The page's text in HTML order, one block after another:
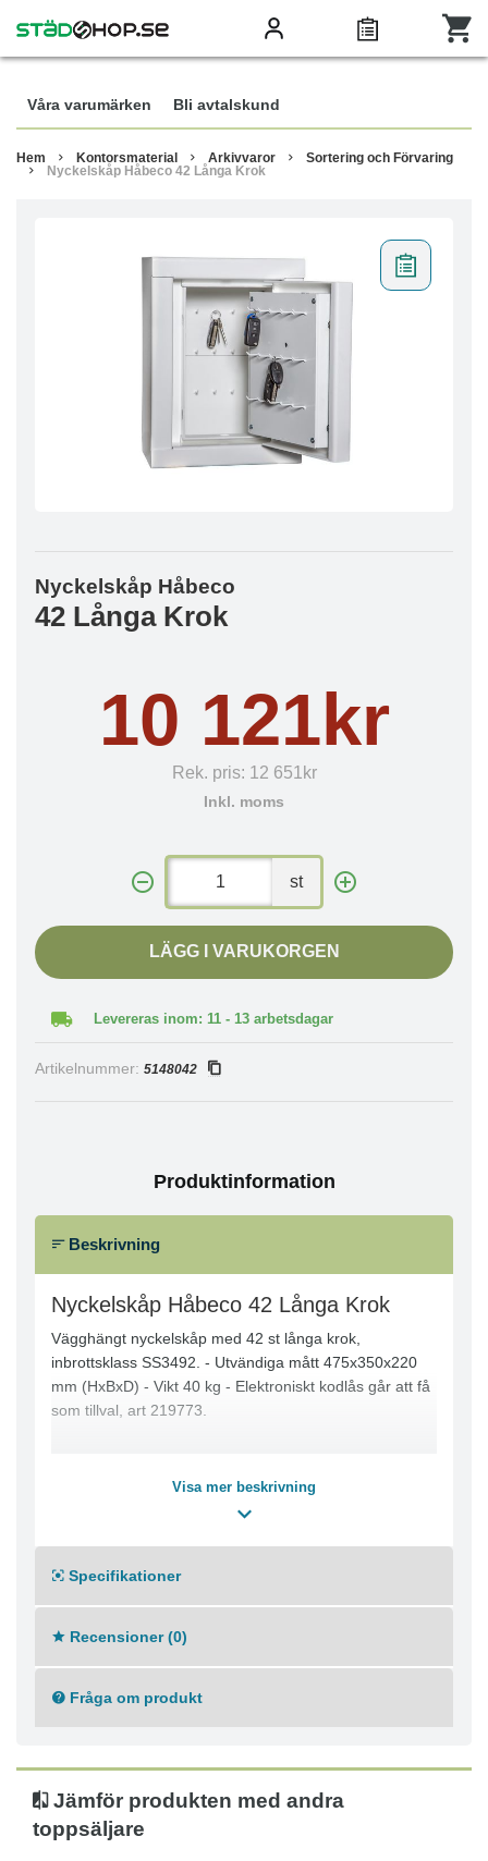
Våra varumärken Bli avtalskund
Hem Kontorsmaterial Arkivvaror
Sortering och Förvaring
Nyckelskåp Håbeco 42 Långa Krok
Nyckelskåp Håbeco
42 Långa Krok
10 121kr
Rek. pris: 12 651kr
Inkl. moms
st
LÄGG I VARUKORGEN
Levereras inom: 11 - 13 arbetsdagar
Artikelnummer: 5148042
Produktinformation
Beskrivning
Nyckelskåp Håbeco 42 Långa Krok
Vägghängt nyckelskåp med 42 st långa krok,
inbrottsklass SS3492. - Utvändiga mått 475x350x220
mm (HxBxD) - Vikt 40 kg - Elektroniskt kodlås går att få
som tillval, art 219773.
Visa mer beskrivning
Specifikationer
Recensioner (0)
Fråga om produkt
Jämför produkten med andra
toppsäljare